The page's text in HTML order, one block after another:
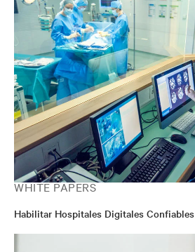
WHITE PAPERS
Habilitar Hospitales Digitales Confiables